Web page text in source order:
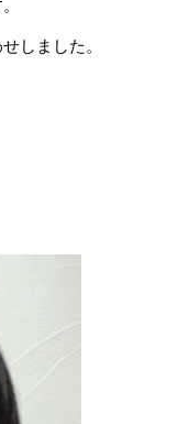
しました。